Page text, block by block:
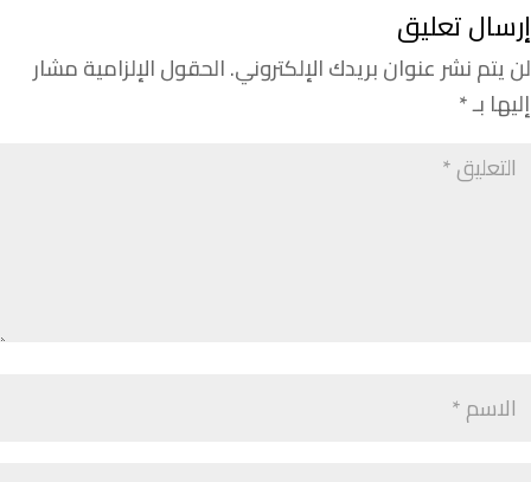
إرسال تعليق
لن يتم نشر عنوان بريدك الإلكتروني.الحقول الإلزامية مشار
إليها بـ*